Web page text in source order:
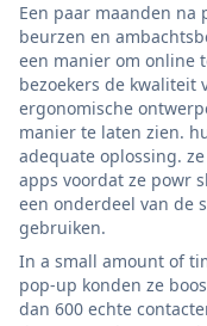
Een paar maanden
beurzen en
een manier om online
bezoekers de
ergonomische
manier te laten zien.
adequate oplossing.
apps voordat ze powr
een onderdeel van de
gebruiken.
In a small amount of
pop-up konden ze
dan 600 echte